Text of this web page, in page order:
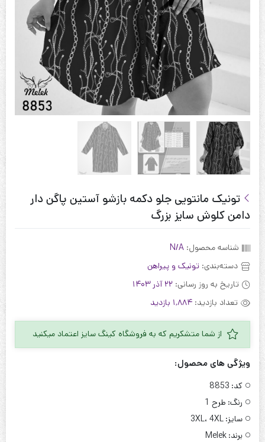
تونیک مانتویی جلو دکمه بازشو آستین پاگن دار
دامن کلوش سایز بزرگ
شناسه محصول: N/A
دسته‌بندی: تونیک و پیراهن
تاریخ به روز رسانی: 22 آذر 1403
تعداد بازدید: 1,884 بازدید
از شما متشکریم که به فروشگاه کینگ سایز اعتماد میکنید
ویژگی های محصول:
کد: 8853
رنگ: طرح 1
سایز: 3XL، 4XL
برند: Melek